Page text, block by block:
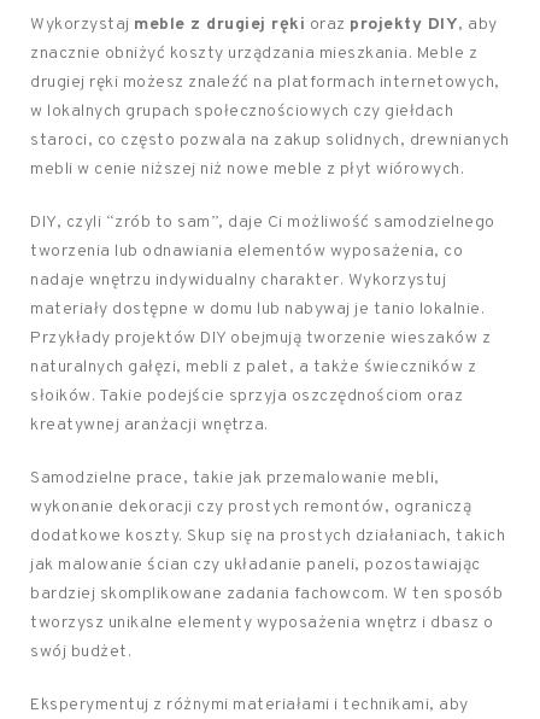
Wykorzystaj meble z drugiej ręki oraz projekty DIY, aby
znacznie obniżyć koszty urządzania mieszkania. Meble z
drugiej ręki możesz znaleźć na platformach internetowych,
w lokalnych grupach społecznościowych czy giełdach
staroci, co często pozwala na zakup solidnych, drewnianych
mebli w cenie niższej niż nowe meble z płyt wiórowych.
DIY, czyli “zrób to sam”, daje Ci możliwość samodzielnego
tworzenia lub odnawiania elementów wyposażenia, co
nadaje wnętrzu indywidualny charakter. Wykorzystuj
materiały dostępne w domu lub nabywaj je tanio lokalnie.
Przykłady projektów DIY obejmują tworzenie wieszaków z
naturalnych gałęzi, mebli z palet, a także świeczników z
słoików. Takie podejście sprzyja oszczędnościom oraz
kreatywnej aranżacji wnętrza.
Samodzielne prace, takie jak przemalowanie mebli,
wykonanie dekoracji czy prostych remontów, ograniczą
dodatkowe koszty. Skup się na prostych działaniach, takich
jak malowanie ścian czy układanie paneli, pozostawiając
bardziej skomplikowane zadania fachowcom. W ten sposób
tworzysz unikalne elementy wyposażenia wnętrz i dbasz o
swój budżet.
Eksperymentuj z różnymi materiałami i technikami, aby